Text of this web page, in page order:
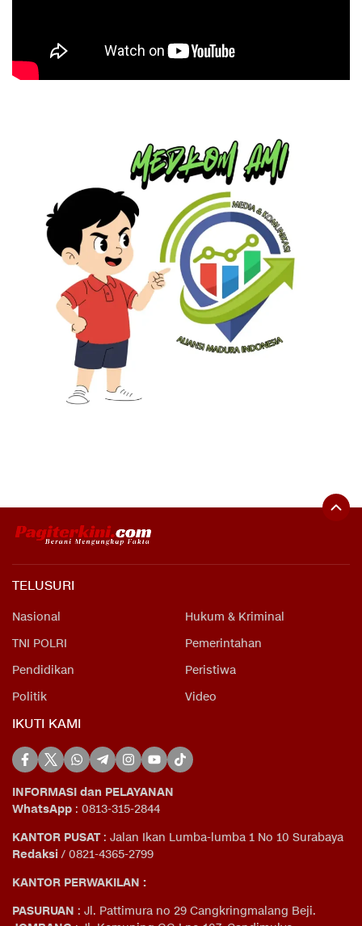
TELUSURI
Nasional
Hukum & Kriminal
TNI POLRI
Pemerintahan
Pendidikan
Peristiwa
Politik
Video
IKUTI KAMI
INFORMASI dan PELAYANAN
WhatsApp : 0813-315-2844
KANTOR PUSAT: Jalan Ikan Lumba-lumba 1 No 10 Surabaya
Redaksi / 0821-4365-2799
KANTOR PERWAKILAN :
PASURUAN : Jl. Pattimura no 29 Cangkringmalang Beji.